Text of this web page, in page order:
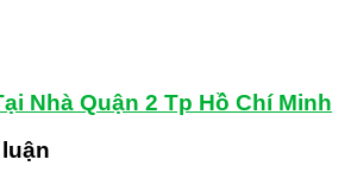
Nhà Quận 2 Tp Hồ Chí Minh